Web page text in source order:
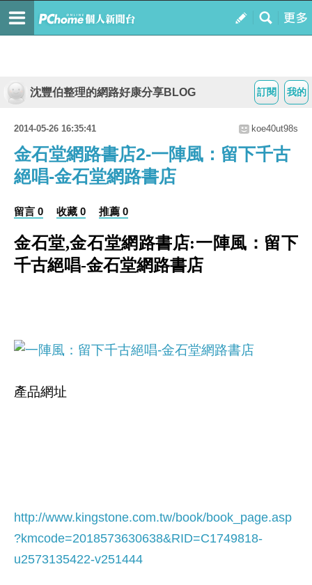
我的
訂閱
沈豐伯整理的網路好康分享BLOG
2014-05-26 16:35:41 koe40ut98s
金石堂網路書店2-一陣風：留下千古
絕唱-金石堂網路書店
留言 0 收藏 0 推薦 0
金石堂,金石堂網路書店:一陣風：留下
千古絕唱-金石堂網路書店
產品網址
http://www.kingstone.com.tw/book/book_page.asp
?kmcode=2018573630638&RID=C1749818-
u2573135422-v251444